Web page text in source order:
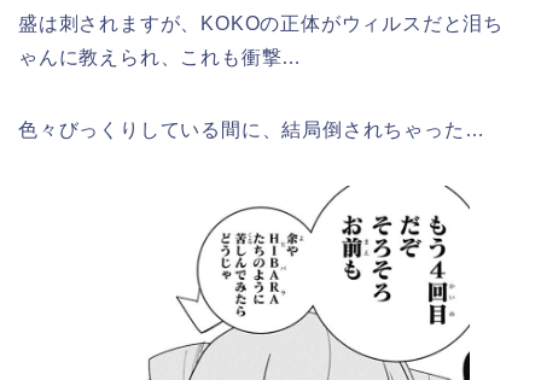
盛は刺されますが、KOKOの正体がウィルスだと泪ち
ゃんに教えられ、これも衝撃…
色々びっくりしている間に、結局倒されちゃった…